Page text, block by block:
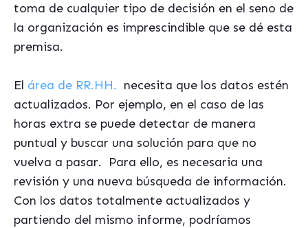
toma de cualquier tipo de decisión en el seno de
la organización es imprescindible que se dé esta
premisa.
El área de RR.HH. necesita que los datos estén
actualizados. Por ejemplo, en el caso de las
horas extra se puede detectar de manera
puntual y buscar una solución para que no
vuelva a pasar. Para ello, es necesaria una
revisión y una nueva búsqueda de información.
Con los datos totalmente actualizados y
partiendo del mismo informe, podríamos